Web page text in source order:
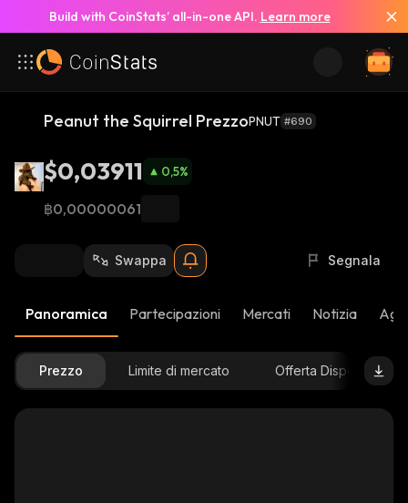
Build with CoinStats’ all-in-one API. Learn more
Peanut the Squirrel PrezzoPNUT #690
$0,03911 0,5%
฿0,00000061
Swappa Segnala
Panoramica Partecipazioni Mercati Notizia
Prezzo Limite di mercato Offerta Disponibile